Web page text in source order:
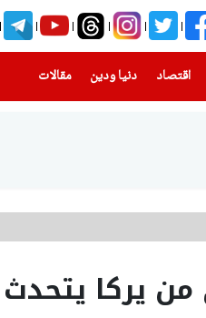
اقتصاد دنيا ودين
(current) مقالات
يركا